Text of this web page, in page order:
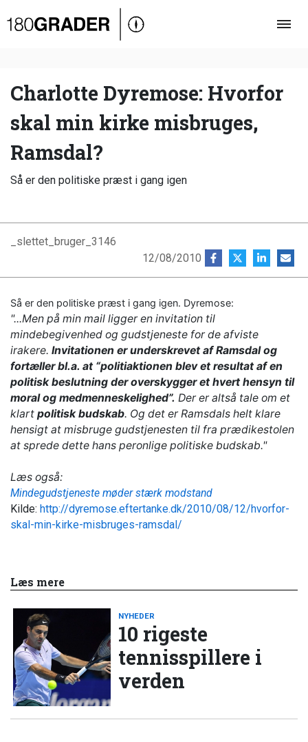
Oversigt
Debat
Video
Podcast
Charlotte Dyremose: Hvorfor
skal min kirke misbruges,
Ramsdal?
Så er den politiske præst i gang igen
_slettet_bruger_3146
12/08/2010
Så er den politiske præst i gang igen. Dyremose:
"...Men på min mail ligger en invitation til
mindebegivenhed og gudstjeneste for de afviste
irakere. Invitationen er underskrevet af Ramsdal og
fortæller bl.a. at “politiaktionen blev et resultat af en
politisk beslutning der overskygger et hvert hensyn til
moral og medmenneskelighed”. Der er altså tale om et
klart politisk budskab. Og det er Ramsdals helt klare
hensigt at misbruge gudstjenesten til fra prædikestolen
at sprede dette hans peronlige politiske budskab."
Læs også:
Mindegudstjeneste møder stærk modstand
Kilde: http://dyremose.eftertanke.dk/2010/08/12/hvorfor-
skal-min-kirke-misbruges-ramsdal/
Læs mere
NYHEDER
10 rigeste
tennisspillere i
verden